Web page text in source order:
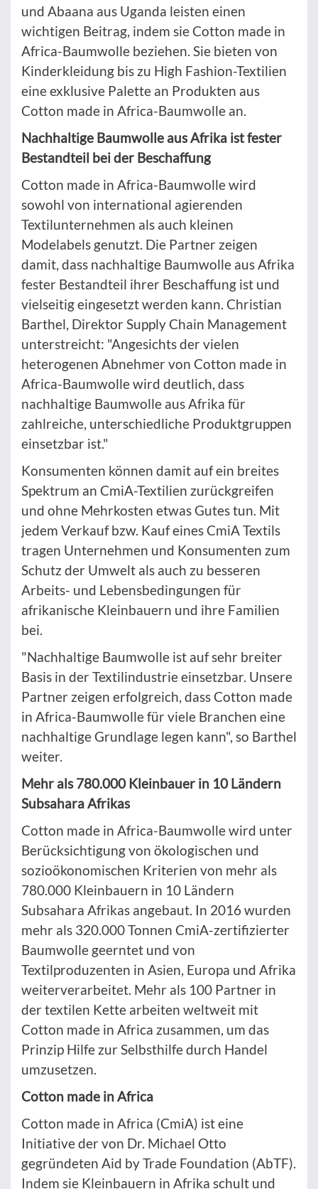
und Abaana aus Uganda leisten einen
wichtigen Beitrag, indem sie Cotton made in
Africa-Baumwolle beziehen. Sie bieten von
Kinderkleidung bis zu High Fashion-Textilien
eine exklusive Palette an Produkten aus
Cotton made in Africa-Baumwolle an.
Nachhaltige Baumwolle aus Afrika ist fester
Bestandteil bei der Beschaffung
Cotton made in Africa-Baumwolle wird
sowohl von international agierenden
Textilunternehmen als auch kleinen
Modelabels genutzt. Die Partner zeigen
damit, dass nachhaltige Baumwolle aus Afrika
fester Bestandteil ihrer Beschaffung ist und
vielseitig eingesetzt werden kann. Christian
Barthel, Direktor Supply Chain Management
unterstreicht: "Angesichts der vielen
heterogenen Abnehmer von Cotton made in
Africa-Baumwolle wird deutlich, dass
nachhaltige Baumwolle aus Afrika für
zahlreiche, unterschiedliche Produktgruppen
einsetzbar ist."
Konsumenten können damit auf ein breites
Spektrum an CmiA-Textilien zurückgreifen
und ohne Mehrkosten etwas Gutes tun. Mit
jedem Verkauf bzw. Kauf eines CmiA Textils
tragen Unternehmen und Konsumenten zum
Schutz der Umwelt als auch zu besseren
Arbeits- und Lebensbedingungen für
afrikanische Kleinbauern und ihre Familien
bei.
"Nachhaltige Baumwolle ist auf sehr breiter
Basis in der Textilindustrie einsetzbar. Unsere
Partner zeigen erfolgreich, dass Cotton made
in Africa-Baumwolle für viele Branchen eine
nachhaltige Grundlage legen kann", so Barthel
weiter.
Mehr als 780.000 Kleinbauer in 10 Ländern
Subsahara Afrikas
Cotton made in Africa-Baumwolle wird unter
Berücksichtigung von ökologischen und
sozioökonomischen Kriterien von mehr als
780.000 Kleinbauern in 10 Ländern
Subsahara Afrikas angebaut. In 2016 wurden
mehr als 320.000 Tonnen CmiA-zertifizierter
Baumwolle geerntet und von
Textilproduzenten in Asien, Europa und Afrika
weiterverarbeitet. Mehr als 100 Partner in
der textilen Kette arbeiten weltweit mit
Cotton made in Africa zusammen, um das
Prinzip Hilfe zur Selbsthilfe durch Handel
umzusetzen.
Cotton made in Africa
Cotton made in Africa (CmiA) ist eine
Initiative der von Dr. Michael Otto
gegründeten Aid by Trade Foundation (AbTF).
Indem sie Kleinbauern in Afrika schult und